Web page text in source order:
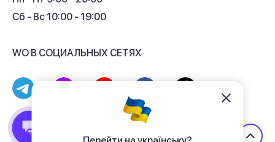
Сб - Вс 10:00 - 19:00
WO В СОЦИАЛЬНЫХ СЕТЯХ
Договор публичной оферты